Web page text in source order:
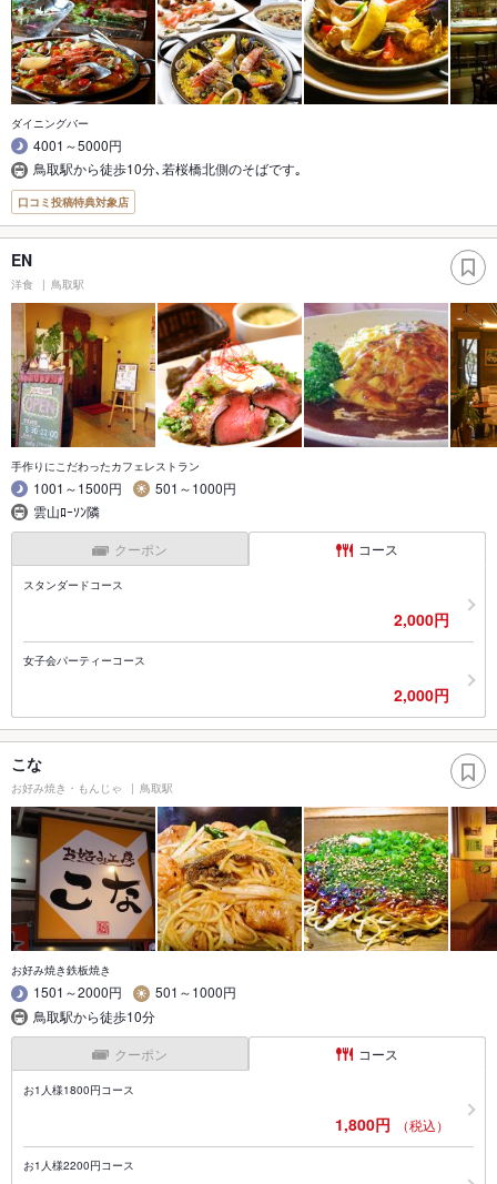
ダイニングバー
4001～5000円
鳥取駅から徒歩10分､若桜橋北側のそばです｡
口コミ投稿特典対象店
EN
洋食 鳥取駅
手作りにこだわったカフェレストラン
1001～1500円
501～1000円
雲山ﾛｰｿﾝ隣
クーポン コース
スタンダードコース
2,000円
女子会パーティーコース
2,000円
こな
お好み焼き・もんじゃ 鳥取駅
お好み焼き鉄板焼き
1501～2000円
501～1000円
鳥取駅から徒歩10分
クーポン コース
お1人様1800円コース
1,800円 （税込）
お1人様2200円コース